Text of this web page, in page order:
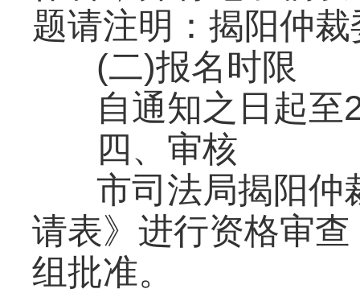
题请注明：揭阳仲
(二)报名时限
自通知之日起至
四、审核
市司法局揭阳仲
请表》进行资格审
组批准。